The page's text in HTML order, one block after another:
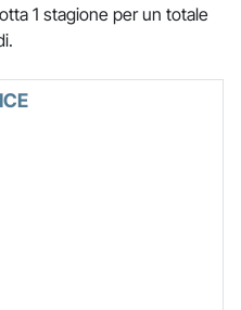
1 stagione per un totale